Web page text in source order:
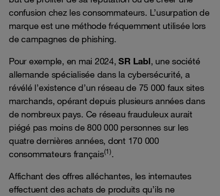
confusion chez les consommateurs. L’usurpation de
marque est une méthode fréquemment utilisée lors
de campagnes de phishing.
Pour exemple, en mai 2024,SR Labl, une société
allemande spécialisée dans la cybersécurité, a
révélé l’existence d’un réseau de 75 000 faux sites
marchands, opérant depuis plusieurs années dans
de nombreux pays. Ce réseau frauduleux aurait
piégé pas moins de 800 000 personnes sur les
quatre dernières années, dont 170 000
consommateurs français(1).
Affichant des offres alléchantes, les internautes
effectuent des achats de produits qu’ils ne